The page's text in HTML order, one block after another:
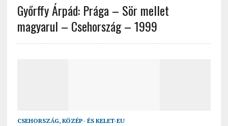
Győrffy Árpád: Prága – Sör mellet
magyarul – Csehország – 1999
CSEHORSZÁG, KÖZÉP- ÉS KELET-EU